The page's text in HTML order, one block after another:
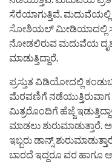
ಸೆರೆಯಾಗುತ್ತಿವೆ. ಮದುವೆಯಲ್ಲಿ
ಸೋಶಿಯಲ್ ಮೀಡಿಯಾದಲ್ಲಿ
ನೋಡಲಿರುವ ಮದುವೆಯ
ಮಾಡುತ್ತಿದ್ದಾರೆ.
ಪ್ರಸ್ತುತ ವಿಡಿಯೋದಲ್ಲಿ
ಮೆರವಣಿಗೆ ನಡೆಯುತ್ತಿರುವಾಗ
ಮಿತ್ರರೊಂದಿಗೆ ಹೆಜ್ಜೆ
ಮಾಡಲು
ಇಬ್ಬರು ಡಾನ್ಸ್
ಬಾರದೆ ಇದ್ದರೂ ವರ ಹಾಗೂ